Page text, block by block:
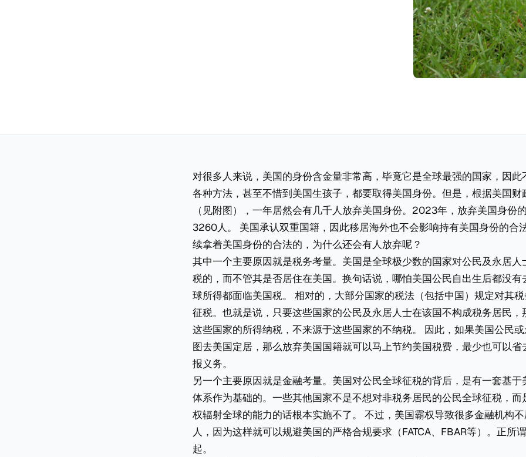
对很多人来说，美国的身份含金量非常高，毕竟它是全球最强的国家，因此
各种方法，甚至不惜到美国生孩子，都要取得美国身份。但是，根据美国财
（见附图），一年居然会有几千人放弃美国身份。2023年，放弃美国身份
3260人。 美国承认双重国籍，因此移居海外也不会影响持有美国身份的合
续拿着美国身份的合法的，为什么还会有人放弃呢？
其中一个主要原因就是税务考量。美国是全球极少数的国家对公民及永居人
税的，而不管其是否居住在美国。换句话说，哪怕美国公民自出生后都没有
球所得都面临美国税。 相对的，大部分国家的税法（包括中国）规定对其
征税。也就是说，只要这些国家的公民及永居人士在该国不构成税务居民，
这些国家的所得纳税，不来源于这些国家的不纳税。 因此，如果美国公民
图去美国定居，那么放弃美国国籍就可以马上节约美国税费，最少也可以省
报义务。
另一个主要原因就是金融考量。美国对公民全球征税的背后，是有一套基于
体系作为基础的。一些其他国家不是不想对非税务居民的公民全球征税，而
权辐射全球的能力的话根本实施不了。 不过，美国霸权导致很多金融机构
人，因为这样就可以规避美国的严格合规要求（FATCA、FBAR等）。正所
起。